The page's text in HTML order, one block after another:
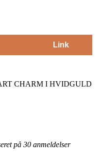
Link
CHARM I HVIDGULD
på 30 anmeldelser